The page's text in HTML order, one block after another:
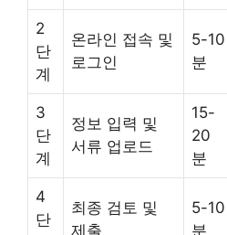
2
단
계
온라인 접속 및
로그인
5-10
분
3
단
계
정보 입력 및
서류 업로드
15-
20
분
4
단
최종 검토 및
제출
5-10
분